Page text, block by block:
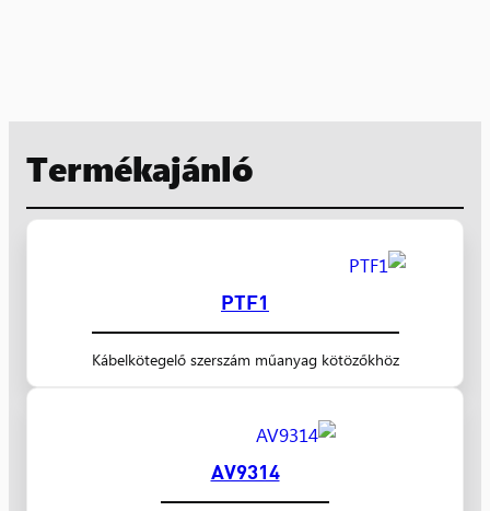
Termékajánló
PTF1
Kábelkötegelő szerszám műanyag kötözőkhöz
AV9314